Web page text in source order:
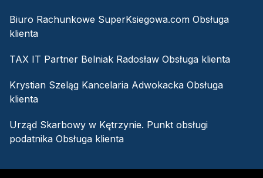
Biuro Rachunkowe SuperKsiegowa.com Obsługa
klienta
TAX IT Partner Belniak Radosław Obsługa klienta
Krystian Szeląg Kancelaria Adwokacka Obsługa
klienta
Urząd Skarbowy w Kętrzynie. Punkt obsługi
podatnika Obsługa klienta